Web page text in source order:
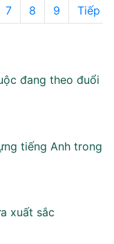
7 8 9 Tiếp
đang theo đuổi
tiếng Anh trong
xuất sắc